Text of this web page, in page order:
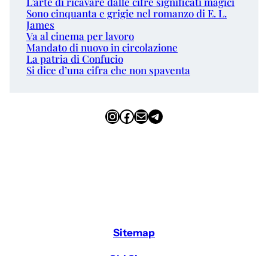
Sono cinquanta e grigie nel romanzo di E. L.
James
Va al cinema per lavoro
Mandato di nuovo in circolazione
La patria di Confucio
Si dice d’una cifra che non spaventa
InstagramFacebook Email Telegram
Sitemap